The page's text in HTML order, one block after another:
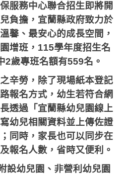
服務中心聯合招生即將開
負擔，宜蘭縣政府致力於
馨、最安心的成長空間，
增班， 115學年度招生名
2歲專班名額有559名。
辛勞，除了現場紙本登記
報名方式，幼生若符合網
透過「宜蘭縣幼兒園線上
幼兒相關資料並上傳佐證
同時，家長也可以同步在
報名人數，省時又便利。
設幼兒園、非營利幼兒園